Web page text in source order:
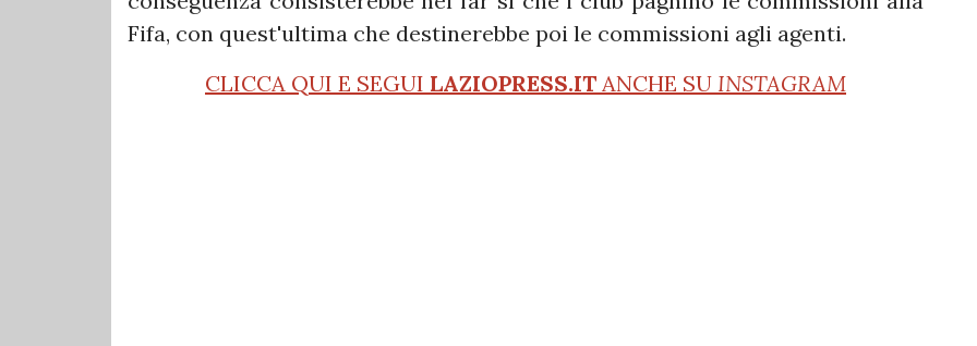
Fifa, con quest'ultima che destinerebbe poi le commissioni agli agenti.
CLICCA QUI E SEGUI LAZIOPRESS.IT ANCHE SU INSTAGRAM